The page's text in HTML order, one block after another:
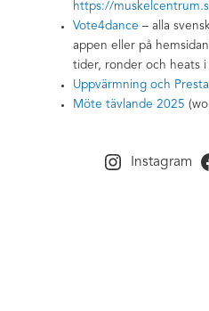
https://
Vote4dance – alla
appen eller på
tider, ronder och heats
Uppvärmning och
Möte tävlande 2025
Instagram